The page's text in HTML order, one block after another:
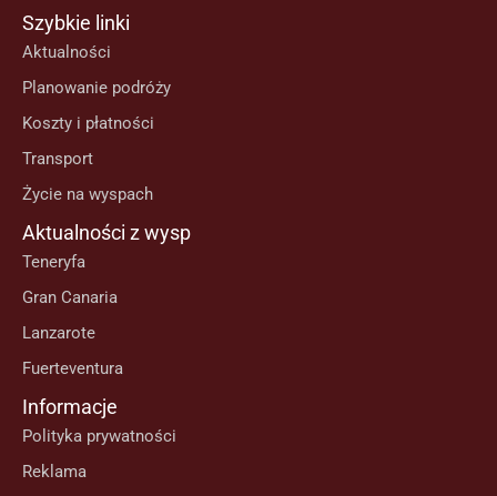
Szybkie linki
Aktualności
Planowanie podróży
Koszty i płatności
Transport
Życie na wyspach
Aktualności z wysp
Teneryfa
Gran Canaria
Lanzarote
Fuerteventura
Informacje
Polityka prywatności
Reklama